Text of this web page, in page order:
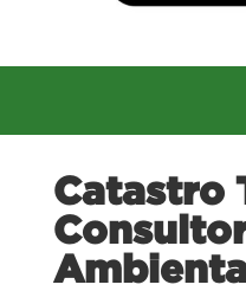
Catastro